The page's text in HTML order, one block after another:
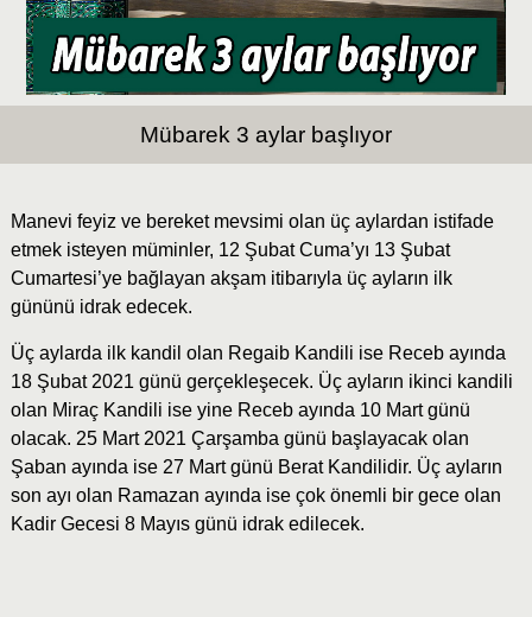
Mübarek 3 aylar başlıyor
Manevi feyiz ve bereket mevsimi olan üç aylardan istifade
etmek isteyen müminler, 12 Şubat Cuma’yı 13 Şubat
Cumartesi’ye bağlayan akşam itibarıyla üç ayların ilk
gününü idrak edecek.
Üç aylarda ilk kandil olan Regaib Kandili ise Receb ayında
18 Şubat 2021 günü gerçekleşecek. Üç ayların ikinci kandili
olan Miraç Kandili ise yine Receb ayında 10 Mart günü
olacak. 25 Mart 2021 Çarşamba günü başlayacak olan
Şaban ayında ise 27 Mart günü Berat Kandilidir. Üç ayların
son ayı olan Ramazan ayında ise çok önemli bir gece olan
Kadir Gecesi 8 Mayıs günü idrak edilecek.